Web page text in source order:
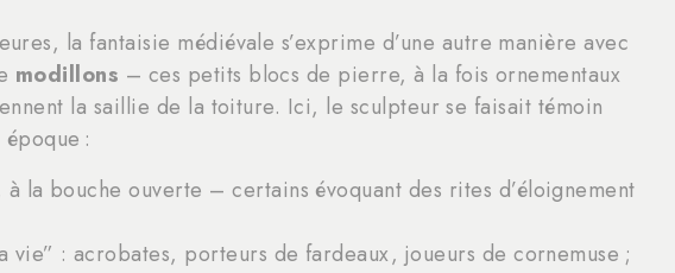
la fantaisie médiévale s’exprime d’une autre manière avec
modillons – ces petits blocs de pierre, à la fois ornementaux
la saillie de la toiture. Ici, le sculpteur se faisait témoin
:
la bouche ouverte – certains évoquant des rites d’éloignement
vie” : acrobates, porteurs de fardeaux, joueurs de cornemuse ;